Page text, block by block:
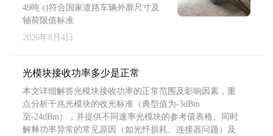
49吨 c)符合国家道路车辆外廓尺寸及
轴荷限值标准
2026年8月4日
光模块接收功率多少是正常
本文详细解答光模块接收功率的正常范围及影响因素，重
点分析千兆光模块的收光标准（典型值为-3dBm
至-24dBm），并提供不同速率光模块的参考值表格。同时
解释功率异常的常见原因（如光纤损耗、连接器问题）及